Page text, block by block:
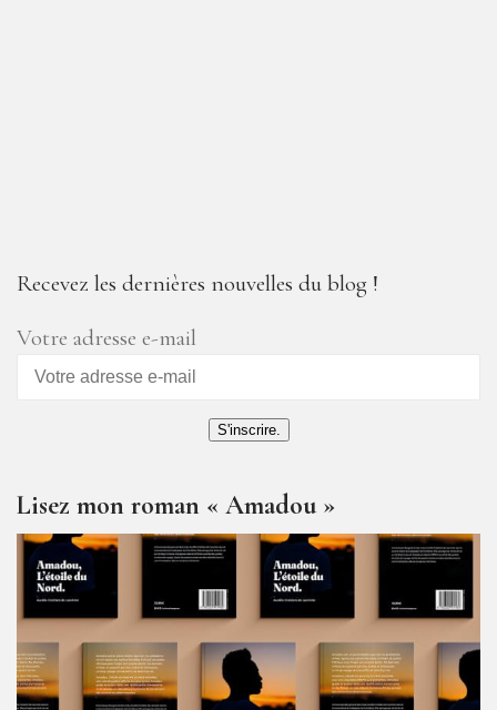
Recevez les dernières nouvelles du blog !
Votre adresse e-mail
S'inscrire.
Lisez mon roman « Amadou »